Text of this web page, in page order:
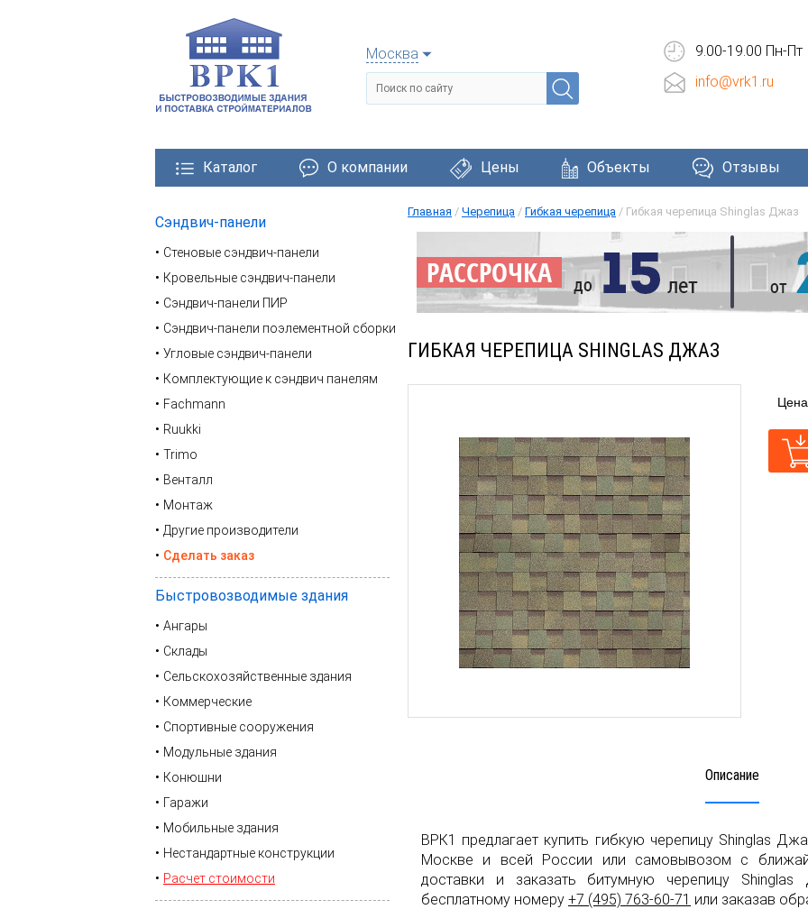
Черепица Фасадные системы Окна и
Москва
9.00-19.00 Пн-Пт
info@vrk1.ru
Каталог О компании Цены Объекты Отзывы
Сэндвич-панели
Стеновые сэндвич-панели
Кровельные сэндвич-панели
Сэндвич-панели ПИР
Сэндвич-панели поэлементной сборки
Угловые сэндвич-панели
Комплектующие к сэндвич панелям
Fachmann
Ruukki
Trimo
Венталл
Монтаж
Другие производители
Сделать заказ
Быстровозводимые здания
Ангары
Склады
Сельскохозяйственные здания
Коммерческие
Спортивные сооружения
Модульные здания
Конюшни
Гаражи
Мобильные здания
Нестандартные конструкции
Расчет стоимости
Главная / Черепица / Гибкая черепица / Гибкая черепица Shinglas Джаз
ГИБКАЯ ЧЕРЕПИЦА SHINGLAS ДЖАЗ
Описание
ВРК1 предлагает купить гибкую черепицу Shinglas
Москве и всей России или самовывозом с
доставки и заказать битумную черепицу
бесплатному номеру +7 (495) 763-60-71 или заказав